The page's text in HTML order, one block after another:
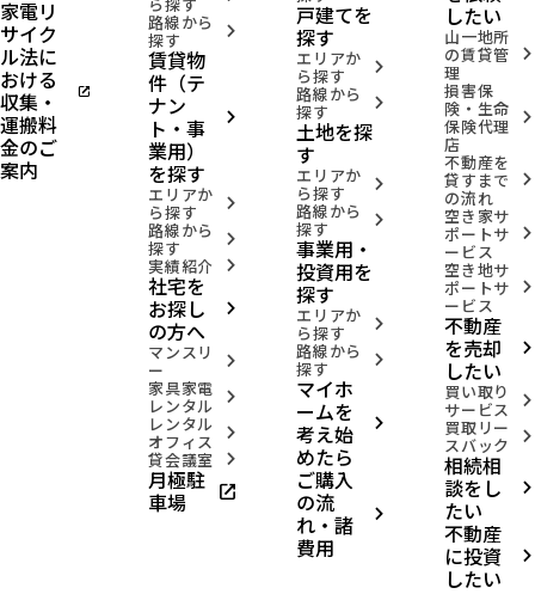
家電リ
サイク
ル法に
おける
収集・
運搬料
金のご
案内
open_in_new
路線から
探す arrow_forward_ios
賃貸物
件（テ
ナン
ト・事
業用）
を探す
arrow_forward_ios
エリアか
ら探す arrow_forward_ios
路線から
探す arrow_forward_ios
実績紹介 arrow_forward_ios
社宅を
お探し
の方へ
arrow_forward_ios
マンスリ
ー arrow_forward_ios
家具家電
レンタル arrow_forward_ios
レンタル
オフィス arrow_forward_ios
貸会議室 arrow_forward_ios
月極駐
車場 open_in_new
戸建てを
探す
エリアか
ら探す arrow_forward_ios
路線から
探す arrow_forward_ios
土地を探
す
エリアか
ら探す arrow_forward_ios
路線から
探す arrow_forward_ios
事業用・
投資用を
探す
エリアか
ら探す arrow_forward_ios
路線から
探す arrow_forward_ios
マイホ
ームを
考え始
めたら
arrow_forward_ios
ご購入
の流
れ・諸
費用
arrow_forward_ios
したい
山一地所
の賃貸管
理
arrow_forward_ios
損害保
険・生命
保険代理
店
arrow_forward_ios
不動産を
貸すまで
の流れ
arrow_forward_ios
空き家サ
ポートサ
ービス
arrow_forward_ios
空き地サ
ポートサ
ービス
arrow_forward_ios
不動産
を売却
したい
arrow_forward_ios
買い取り
サービス arrow_forward_ios
買取リー
スバック arrow_forward_ios
相続相
談をし
たい
arrow_forward_ios
不動産
に投資
したい
arrow_forward_ios